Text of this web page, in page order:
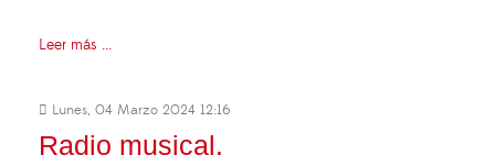
Leer más ...
Lunes, 04 Marzo 2024 12:16
Radio musical.